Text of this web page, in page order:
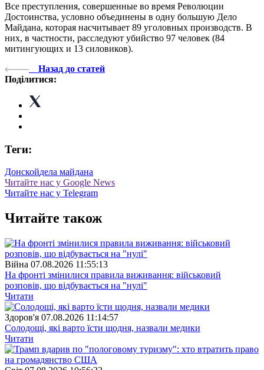
Все преступления, совершенные во время Революции
Достоинства, условно объединены в одну большую Дело
Майдана, которая насчитывает 89 уголовных производств. В
них, в частности, расследуют убийство 97 человек (84
митингующих и 13 силовиков).
Назад до статей
Поділитися:
Теги:
Донскойдела майдана
Читайте нас у Google News
Читайте нас у Telegram
Читайте також
Війна 07.08.2026 11:55:13
На фронті змінилися правила виживання: військовий
розповів, що відбувається на "нулі"
Читати
Здоров'я 07.08.2026 11:14:57
Солодощі, які варто їсти щодня, назвали медики
Читати